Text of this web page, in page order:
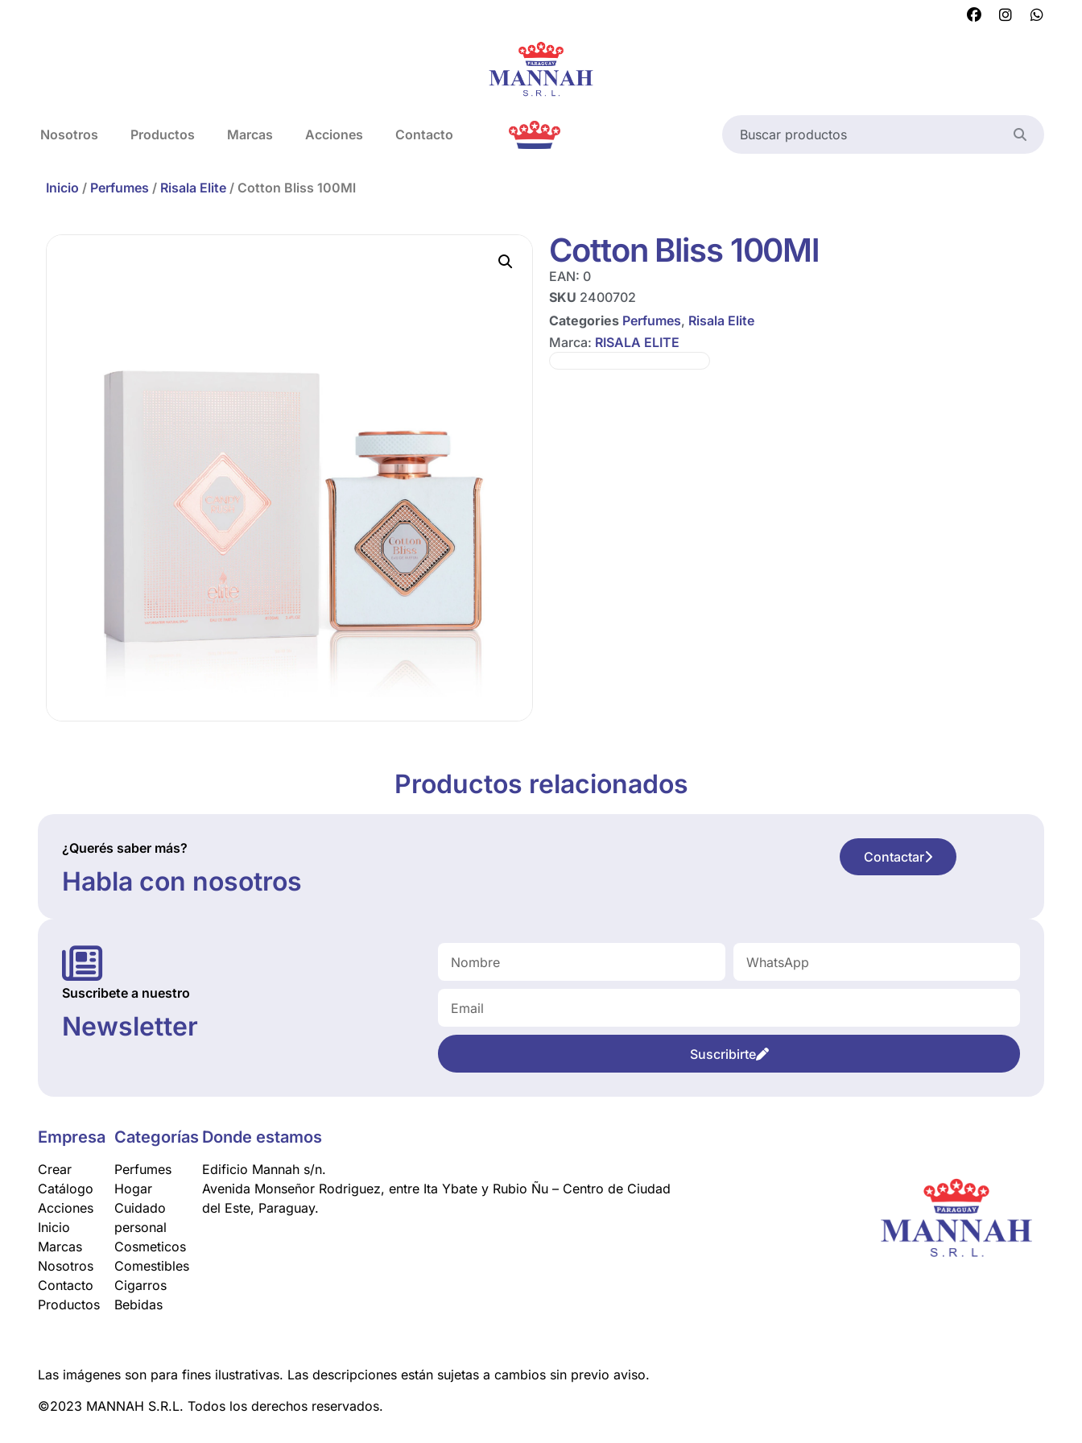
Nosotros Productos Marcas Acciones Contacto
Inicio / Perfumes / Risala Elite / Cotton Bliss 100Ml
Cotton Bliss 100Ml
EAN: 0
SKU 2400702
Categories Perfumes, Risala Elite
Marca: RISALA ELITE
Productos relacionados
¿Querés saber más?
Habla con nosotros
Contactar
Suscribete a nuestro
Newsletter
Suscribirte
Empresa
Crear
Catálogo
Acciones
Inicio
Marcas
Nosotros
Contacto
Productos
Categorías
Perfumes
Hogar
Cuidado
personal
Cosmeticos
Comestibles
Cigarros
Bebidas
Donde estamos
Edificio Mannah s/n.
Avenida Monseñor Rodriguez, entre Ita Ybate y Rubio Ñu – Centro de Ciudad
del Este, Paraguay.
Las imágenes son para fines ilustrativas. Las descripciones están sujetas a cambios sin previo aviso.
©2023 MANNAH S.R.L. Todos los derechos reservados.